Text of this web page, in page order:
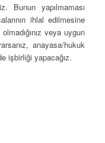
Bunun yapılmaması
ihlal edilmesine
veya uygun
anayasa/hukuk
işbirliği yapacağız.